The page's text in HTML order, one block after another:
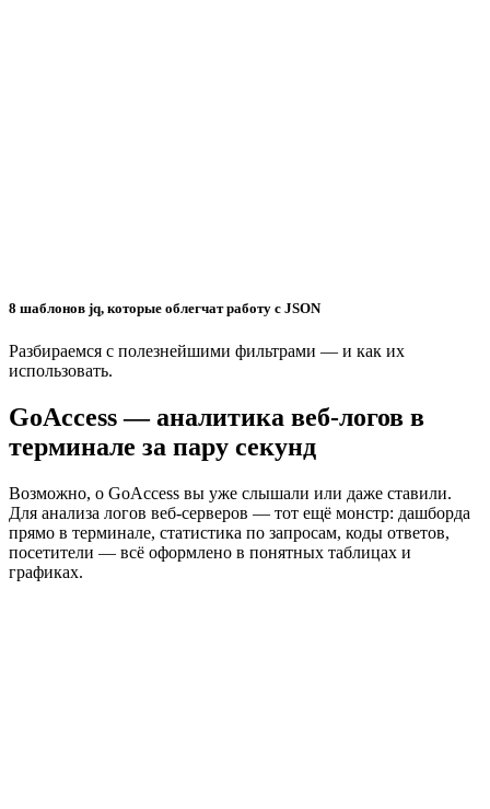
8 шаблонов jq, которые облегчат работу с JSON
Разбираемся с полезнейшими фильтрами — и как их
использовать.
GoAccess — аналитика веб-логов в
терминале за пару секунд
Возможно, о GoAccess вы уже слышали или даже ставили.
Для анализа логов веб-серверов — тот ещё монстр: дашборда
прямо в терминале, статистика по запросам, коды ответов,
посетители — всё оформлено в понятных таблицах и
графиках.